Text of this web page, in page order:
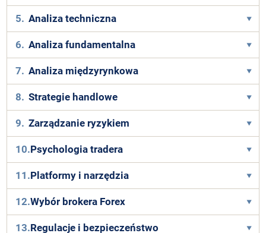
5. Analiza techniczna
6. Analiza fundamentalna
7. Analiza międzyrynkowa
8. Strategie handlowe
9. Zarządzanie ryzykiem
10.Psychologia tradera
11.Platformy i narzędzia
12.Wybór brokera Forex
13.Regulacje i bezpieczeństwo